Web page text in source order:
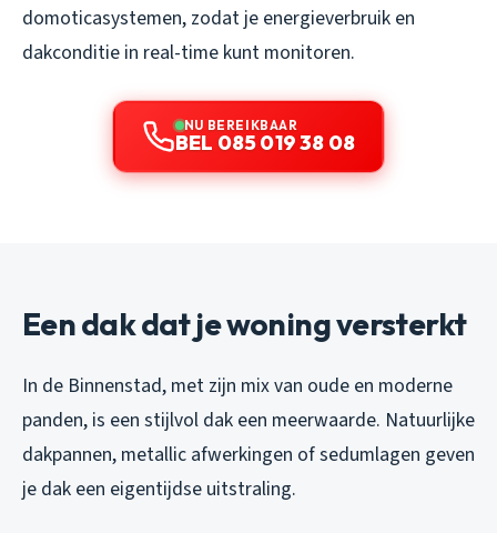
domoticasystemen, zodat je energieverbruik en
dakconditie in real-time kunt monitoren.
NU BEREIKBAAR
BEL 085 019 38 08
Een dak dat je woning versterkt
In de Binnenstad, met zijn mix van oude en moderne
panden, is een stijlvol dak een meerwaarde. Natuurlijke
dakpannen, metallic afwerkingen of sedumlagen geven
je dak een eigentijdse uitstraling.